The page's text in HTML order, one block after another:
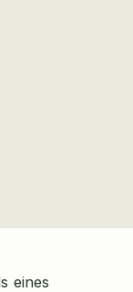
eines